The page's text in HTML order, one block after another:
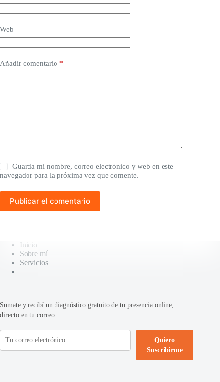
Web
Añadir comentario *
Guarda mi nombre, correo electrónico y web en este
navegador para la próxima vez que comente.
Publicar el comentario
Inicio
Sobre mí
Servicios
Sumate y recibí un diagnóstico gratuito de tu presencia online,
directo en tu correo.
Quiero
Suscribirme